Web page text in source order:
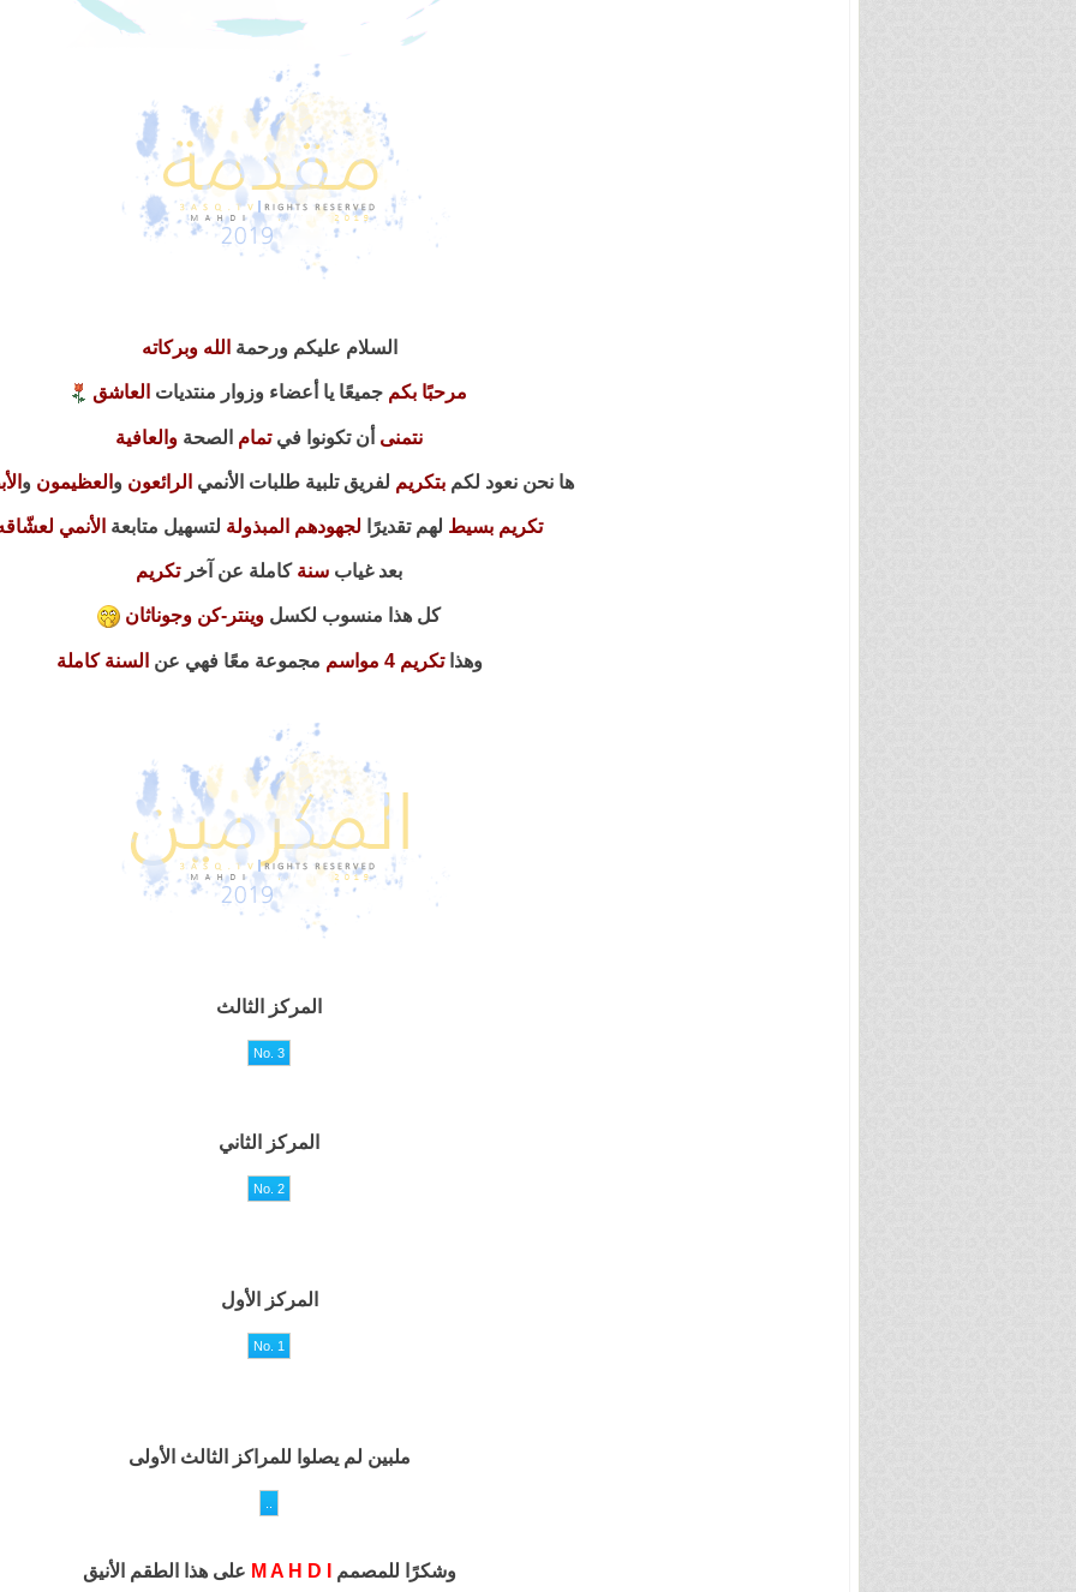
السلام عليكم ورحمة الله وبركاته
مرحبًا بكم جميعًا يا أعضاء وزوار منتديات العاشق
نتمنى أن تكونوا فيتمام الصحة والعافية
ها نحن نعود لكمبتكريم لفريق تلبية طلبات الأنمي الرائعونو العظيمون و
تكريم بسيط لهم تقديرًا لجهودهم المبذولة لتسهيل متابعة الأنمي
بعد غياب سنةكاملة عن آخرتكريم
كل هذا منسوب لكسل وينتر-كن وجوناثان
وهذاتكريم 4 مواسم مجموعة معًا فهي عن السنة كاملة
المركز الثالث
المركز الثاني
المركز الأول
ملبين لم يصلوا للمراكز الثالث الأولى
وشكرًا للمصمم M A H D I على هذا الطقم الأنيق